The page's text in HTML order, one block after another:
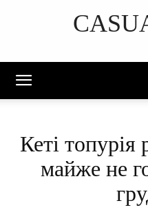
Кеті топурія
майже не